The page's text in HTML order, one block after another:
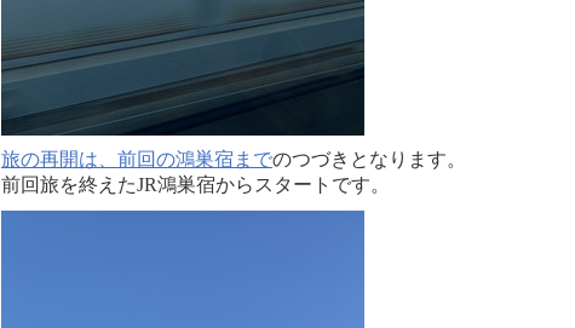
旅の再開は、前回の鴻巣宿までのつづきとなります。
前回旅を終えたJR鴻巣宿からスタートです。